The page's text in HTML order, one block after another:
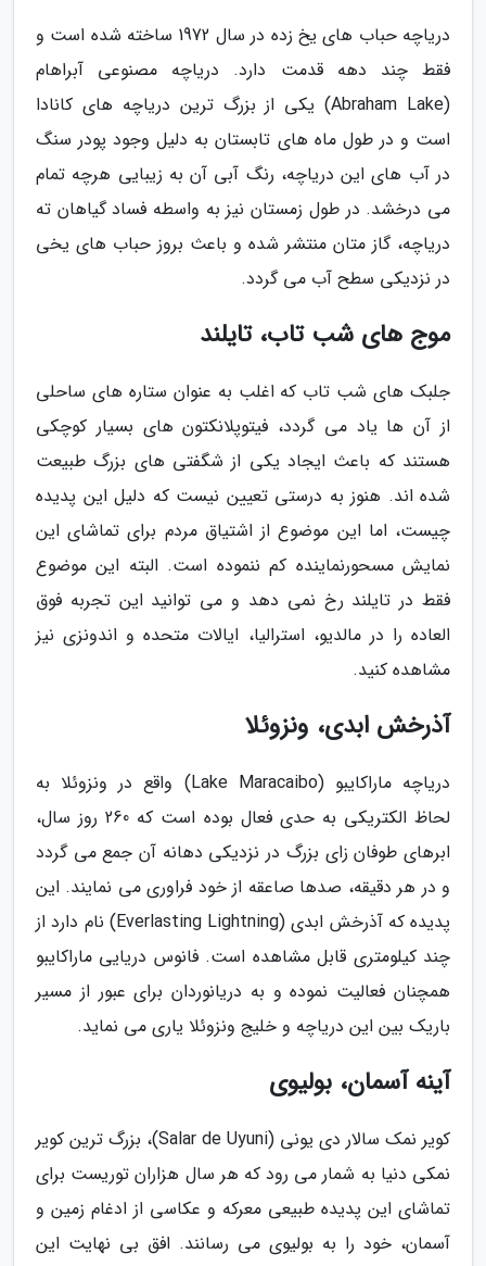
دریاچه حباب های یخ زده در سال 1972 ساخته شده است و
فقط چند دهه قدمت دارد. دریاچه مصنوعی آبراهام
(Abraham Lake) یکی از بزرگ ترین دریاچه های کانادا
است و در طول ماه های تابستان به دلیل وجود پودر سنگ
در آب های این دریاچه، رنگ آبی آن به زیبایی هرچه تمام
می درخشد. در طول زمستان نیز به واسطه فساد گیاهان ته
دریاچه، گاز متان منتشر شده و باعث بروز حباب های یخی
در نزدیکی سطح آب می گردد.
موج های شب تاب، تایلند
جلبک های شب تاب که اغلب به عنوان ستاره های ساحلی
از آن ها یاد می گردد، فیتوپلانکتون های بسیار کوچکی
هستند که باعث ایجاد یکی از شگفتی های بزرگ طبیعت
شده اند. هنوز به درستی تعیین نیست که دلیل این پدیده
چیست، اما این موضوع از اشتیاق مردم برای تماشای این
نمایش مسحورنماینده کم ننموده است. البته این موضوع
فقط در تایلند رخ نمی دهد و می توانید این تجربه فوق
العاده را در مالدیو، استرالیا، ایالات متحده و اندونزی نیز
مشاهده کنید.
آذرخش ابدی، ونزوئلا
دریاچه ماراکایبو (Lake Maracaibo) واقع در ونزوئلا به
لحاظ الکتریکی به حدی فعال بوده است که 260 روز سال،
ابرهای طوفان زای بزرگ در نزدیکی دهانه آن جمع می گردد
و در هر دقیقه، صدها صاعقه از خود فراوری می نمایند. این
پدیده که آذرخش ابدی (Everlasting Lightning) نام دارد از
چند کیلومتری قابل مشاهده است. فانوس دریایی ماراکایبو
همچنان فعالیت نموده و به دریانوردان برای عبور از مسیر
باریک بین این دریاچه و خلیج ونزوئلا یاری می نماید.
آینه آسمان، بولیوی
کویر نمک سالار دی یونی (Salar de Uyuni)، بزرگ ترین کویر
نمکی دنیا به شمار می رود که هر سال هزاران توریست برای
تماشای این پدیده طبیعی معرکه و عکاسی از ادغام زمین و
آسمان، خود را به بولیوی می رسانند. افق بی نهایت این